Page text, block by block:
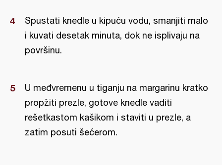
Spustati knedle u kipuću vodu, smanjiti malo
i kuvati desetak minuta, dok ne isplivaju na
površinu.
U međvremenu u tiganju na margarinu kratko
propžiti prezle, gotove knedle vaditi
rešetkastom kašikom i staviti u prezle, a
zatim posuti šećerom.